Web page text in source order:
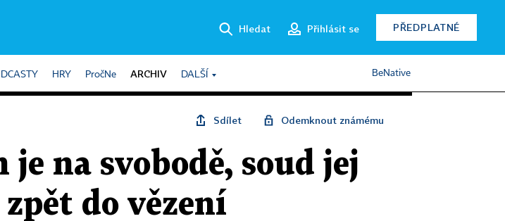
Hledat Přihlásit se PŘEDPLATNÉ
HRY PročNe ARCHIV DALŠÍ BeNative
Sdílet Odemknout známému
na svobodě, soud jej
do vězení